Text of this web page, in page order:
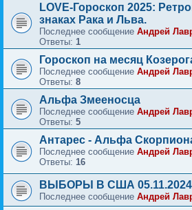
LOVE-Гороскоп 2025:
знаках Рака и Льва.
Последнее сообщение Андрей
Ответы: 1
Гороскоп на месяц
Последнее сообщение Андрей
Ответы: 8
Альфа Змееносца
Последнее сообщение Андрей
Ответы: 5
Антарес - Альфа
Последнее сообщение Андрей
Ответы: 16
ВЫБОРЫ В США 05.11.2024
Последнее сообщение Андрей